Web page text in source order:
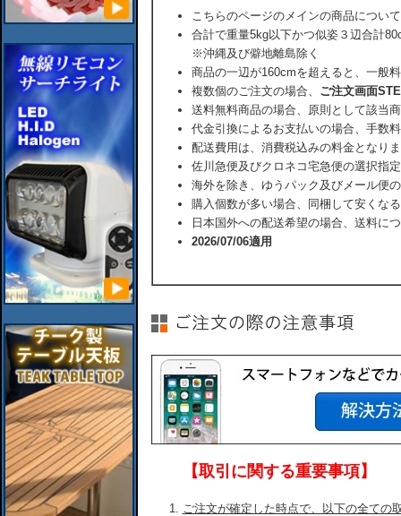
こちらのページのメインの商品につい
合計で重量5kg以下かつ似姿３辺合計
※沖縄及び僻地離島除く
商品の一辺が160cmを超えると、一般
複数個のご注文の場合、 ご注文画面
送料無料商品の場合、原則として該当
代金引換によるお支払いの場合、手数
配送費用は、消費税込みの料金となり
佐川急便及びクロネコ宅急便の選択指
海外を除き、ゆうパック及びメール便
購入個数が多い場合、同梱して安くな
日本国外への配送希望の場合、送料に
2026/07/06適用
【取引に関する重要事項】
ご注文が確定した時点で、以下の全ての